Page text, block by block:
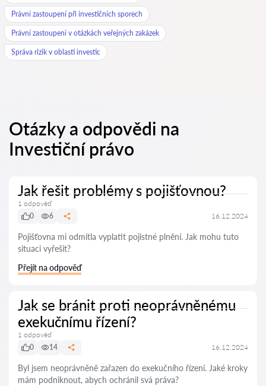
Právní zastoupení při investičních sporech
Právní zastoupení v otázkách veřejných zakázek
Správa rizik v oblasti investic
Otázky a odpovědi na
Investiční právo
Jak řešit problémy s pojišťovnou?
1 odpověď
0
6 16.12.2024
Pojišťovna mi odmítla vyplatit pojistné plnění. Jak mohu tuto
situaci vyřešit?
Přejít na odpověď
Jak se bránit proti neoprávněnému
exekučnímu řízení?
1 odpověď
0
14 16.12.2024
Byl jsem neoprávněně zařazen do exekučního řízení. Jaké kroky
mám podniknout, abych ochránil svá práva?